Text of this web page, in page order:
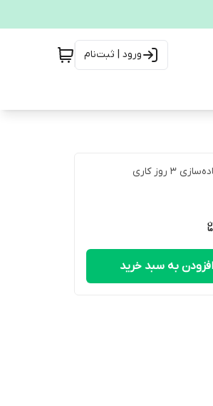
ورود | ثبت‌نام
3 روز کاری
افزودن به سبد خرید